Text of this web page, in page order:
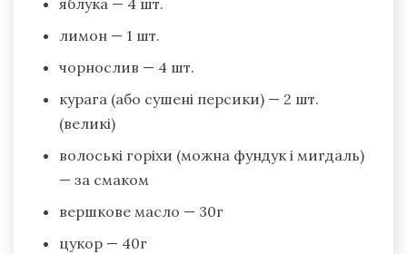
яблука — 4 шт.
лимон — 1 шт.
чорнослив — 4 шт.
курага (або сушені персики) — 2 шт.
(великі)
волоські горіхи (можна фундук і мигдаль)
— за смаком
вершкове масло — 30г
цукор — 40г